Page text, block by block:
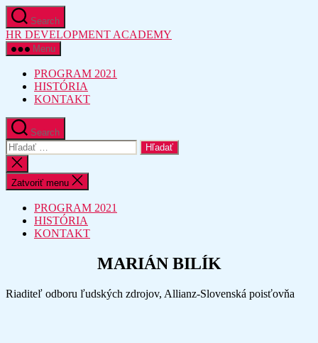
Preskočiť
na
obsah
Search
HR DEVELOPMENT ACADEMY
Menu
PROGRAM 2021
HISTÓRIA
KONTAKT
Search
Vyhľadať:
Zatvoriť
vyhľadávanie
Zatvoriť menu
PROGRAM 2021
HISTÓRIA
KONTAKT
MARIÁN BILÍK
Riaditeľ odboru ľudských zdrojov, Allianz-Slovenská poisťovňa